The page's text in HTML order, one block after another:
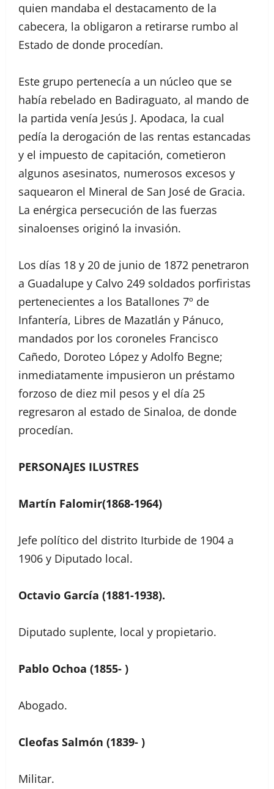
quien mandaba el destacamento de la
cabecera, la obligaron a retirarse rumbo al
Estado de donde procedían.
Este grupo pertenecía a un núcleo que se
había rebelado en Badiraguato, al mando de
la partida venía Jesús J. Apodaca, la cual
pedía la derogación de las rentas estancadas
y el impuesto de capitación, cometieron
algunos asesinatos, numerosos excesos y
saquearon el Mineral de San José de Gracia.
La enérgica persecución de las fuerzas
sinaloenses originó la invasión.
Los días 18 y 20 de junio de 1872 penetraron
a Guadalupe y Calvo 249 soldados porfiristas
pertenecientes a los Batallones 7º de
Infantería, Libres de Mazatlán y Pánuco,
mandados por los coroneles Francisco
Cañedo, Doroteo López y Adolfo Begne;
inmediatamente impusieron un préstamo
forzoso de diez mil pesos y el día 25
regresaron al estado de Sinaloa, de donde
procedían.
PERSONAJES ILUSTRES
Martín Falomir(1868-1964)
Jefe político del distrito Iturbide de 1904 a
1906 y Diputado local.
Octavio García (1881-1938).
Diputado suplente, local y propietario.
Pablo Ochoa (1855- )
Abogado.
Cleofas Salmón (1839- )
Militar.